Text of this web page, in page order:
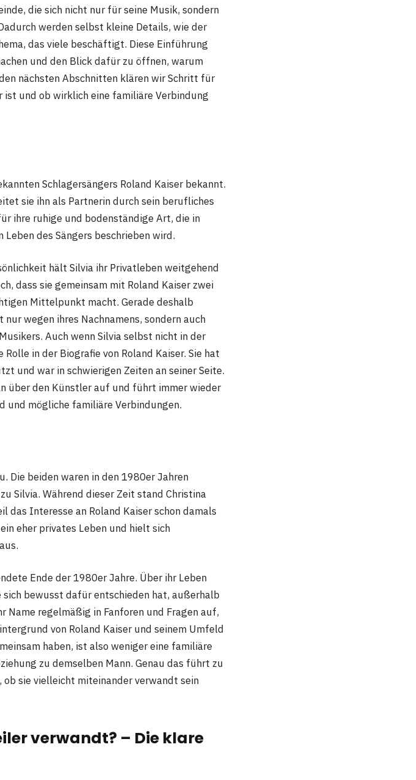
die sich nicht nur für seine Musik, sondern
werden selbst kleine Details, wie der
das viele beschäftigt. Diese Einführung
und den Blick dafür zu öffnen, warum
nächsten Abschnitten klären wir Schritt für
und ob wirklich eine familiäre Verbindung
Schlagersängers Roland Kaiser bekannt.
sie ihn als Partnerin durch sein berufliches
ihre ruhige und bodenständige Art, die in
des Sängers beschrieben wird.
hält Silvia ihr Privatleben weitgehend
dass sie gemeinsam mit Roland Kaiser zwei
Mittelpunkt macht. Gerade deshalb
wegen ihres Nachnamens, sondern auch
Auch wenn Silvia selbst nicht in der
in der Biografie von Roland Kaiser. Sie hat
und war in schwierigen Zeiten an seiner Seite.
über den Künstler auf und führt immer wieder
und mögliche familiäre Verbindungen.
Die beiden waren in den 1980er Jahren
Silvia. Während dieser Zeit stand Christina
Interesse an Roland Kaiser schon damals
eher privates Leben und hielt sich
Ende der 1980er Jahre. Über ihr Leben
bewusst dafür entschieden hat, außerhalb
regelmäßig in Fanforen und Fragen auf,
von Roland Kaiser und seinem Umfeld
haben, ist also weniger eine familiäre
zu demselben Mann. Genau das führt zu
sie vielleicht miteinander verwandt sein
verwandt? – Die klare